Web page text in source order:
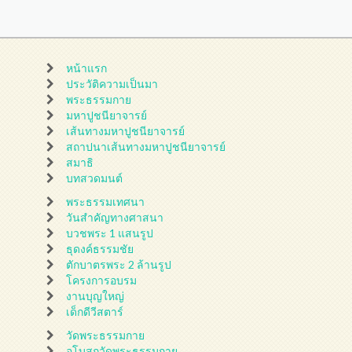
หน้าแรก
ประวัติความเป็นมา
พระธรรมกาย
มหาปูชนียาจารย์
เส้นทางมหาปูชนียาจารย์
สถาปนาเส้นทางมหาปูชนียาจารย์
สมาธิ
บทสวดมนต์
พระธรรมเทศนา
วันสำคัญทางศาสนา
บวชพระ 1 แสนรูป
ธุดงค์ธรรมชัย
ตักบาตรพระ 2 ล้านรูป
โครงการอบรม
งานบุญใหญ่
เด็กดีวีสตาร์
วัดพระธรรมกาย